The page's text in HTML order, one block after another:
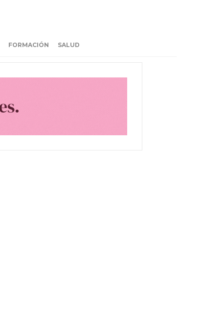
FORMACIÓN SALUD